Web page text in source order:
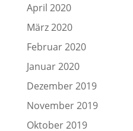
April 2020
März 2020
Februar 2020
Januar 2020
Dezember 2019
November 2019
Oktober 2019